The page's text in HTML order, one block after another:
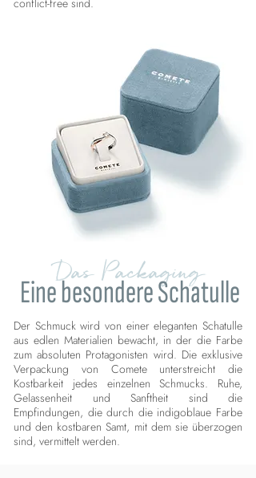
conflict-free sind.
Das Packaging
Eine besondere Schatulle
Der Schmuck wird von einer eleganten Schatulle
aus edlen Materialien bewacht, in der die Farbe
zum absoluten Protagonisten wird. Die exklusive
Verpackung von Comete unterstreicht die
Kostbarkeit jedes einzelnen Schmucks. Ruhe,
Gelassenheit und Sanftheit sind die
Empfindungen, die durch die indigoblaue Farbe
und den kostbaren Samt, mit dem sie überzogen
sind, vermittelt werden.